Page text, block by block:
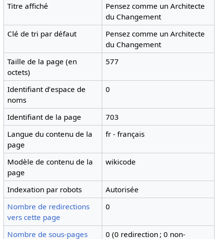
Titre affiché
Pensez comme un Architecte
du Changement
Clé de tri par défaut
Pensez comme un Architecte
du Changement
Taille de la page (en
octets)
577
Identifiant dʼespace de
noms
0
Identifiant de la page
703
Langue du contenu de la
page
fr - français
Modèle de contenu de la
page
wikicode
Indexation par robots
Autorisée
Nombre de redirections
vers cette page
0
Nombre de sous-pages
0 (0 redirection ; 0 non-